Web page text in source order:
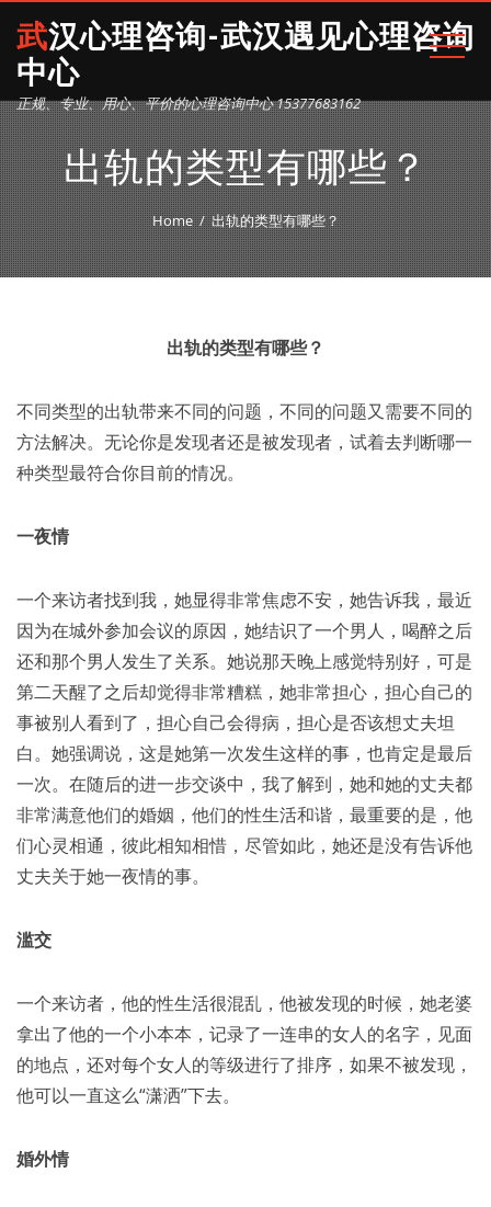
武汉心理咨询-武汉遇见心理咨询
中心
正规、专业、用心、平价的心理咨询中心 15377683162
出轨的类型有哪些？
Home 出轨的类型有哪些？
出轨的类型有哪些？
不同类型的出轨带来不同的问题，不同的问题又需要不同的
方法解决。无论你是发现者还是被发现者，试着去判断哪一
种类型最符合你目前的情况。
一夜情
一个来访者找到我，她显得非常焦虑不安，她告诉我，最近
因为在城外参加会议的原因，她结识了一个男人，喝醉之后
还和那个男人发生了关系。她说那天晚上感觉特别好，可是
第二天醒了之后却觉得非常糟糕，她非常担心，担心自己的
事被别人看到了，担心自己会得病，担心是否该想丈夫坦
白。她强调说，这是她第一次发生这样的事，也肯定是最后
一次。在随后的进一步交谈中，我了解到，她和她的丈夫都
非常满意他们的婚姻，他们的性生活和谐，最重要的是，他
们心灵相通，彼此相知相惜，尽管如此，她还是没有告诉他
丈夫关于她一夜情的事。
滥交
一个来访者，他的性生活很混乱，他被发现的时候，她老婆
拿出了他的一个小本本，记录了一连串的女人的名字，见面
的地点，还对每个女人的等级进行了排序，如果不被发现，
他可以一直这么“潇洒”下去。
婚外情